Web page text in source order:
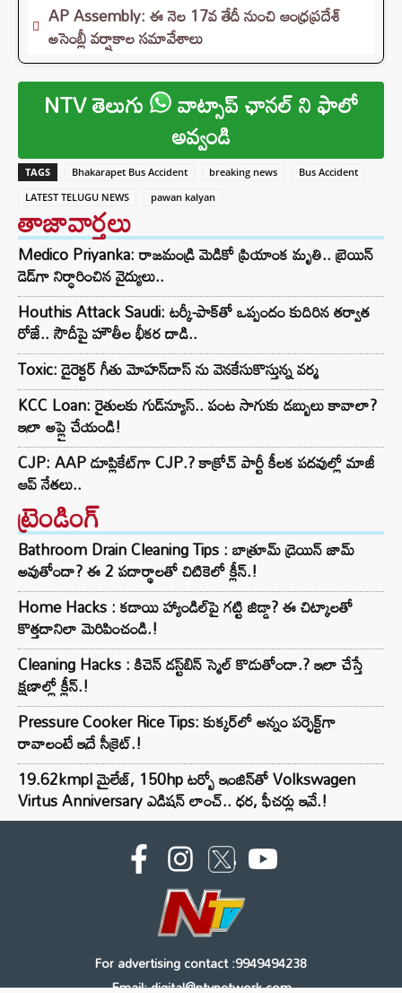
AP Assembly: ఈ నెల 17వ తేదీ నుంచి ఆంధ్రప్రదేశ్
అసెంబ్లీ వర్షాకాల సమావేశాలు
NTV తెలుగు వాట్సాప్ ఛానల్ ని ఫాలో
అవ్వండి
TAGS Bhakarapet Bus Accident breaking news
Bus Accident
LATEST TELUGU NEWS
pawan kalyan
తాజావార్తలు
Medico Priyanka: రాజమండ్రి మెడికో ప్రియాంక మృతి.. బ్రెయిన్
డెడ్‌గా నిర్ధారించిన వైద్యులు..
Houthis Attack Saudi: టర్కీ-పాక్‌తో ఒప్పందం కుదిరిన తర్వాత
రోజే.. సౌదీపై హౌతీల భీకర దాడి..
Toxic: డైరెక్టర్ గీతు మోహన్‌దాస్ ను వెనకేసుకొస్తున్న వర్మ
KCC Loan: రైతులకు గుడ్‌న్యూస్.. పంట సాగుకు డబ్బులు కావాలా?
ఇలా అప్లై చేయండి!
CJP: AAP డూప్లికేట్‌గా CJP.? కాక్రోచ్ పార్టీ కీలక పదవుల్లో మాజీ
ఆప్ నేతలు..
ట్రెండింగ్‌
Bathroom Drain Cleaning Tips : బాత్రూమ్ డ్రెయిన్ జామ్
అవుతోందా? ఈ 2 పదార్థాలతో చిటికెలో క్లీన్.!
Home Hacks : కడాయి హ్యాండిల్‌పై గట్టి జిడ్డా? ఈ చిట్కాలతో
కొత్తదానిలా మెరిపించండి.!
Cleaning Hacks : కిచెన్ డస్ట్‌బిన్ స్మెల్ కొడుతోందా.? ఇలా చేస్తే
క్షణాల్లో క్లీన్.!
Pressure Cooker Rice Tips: కుక్కర్‌లో అన్నం పర్ఫెక్ట్‌గా
రావాలంటే ఇదే సీక్రెట్.!
19.62kmpl మైలేజ్, 150hp టర్బో ఇంజిన్‌తో Volkswagen
Virtus Anniversary ఎడిషన్ లాంచ్.. ధర, ఫీచర్లు ఇవే.!
For advertising contact :9949494238
Email: digital@ntvnetwork.com